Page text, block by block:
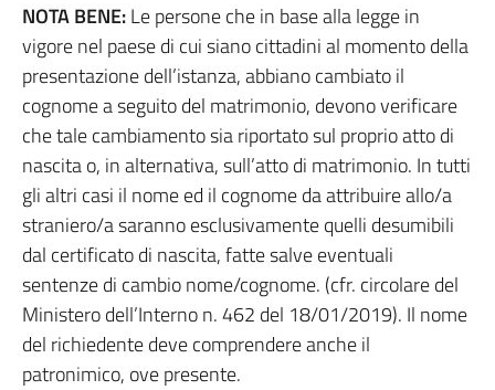
NOTA BENE:Le persone che in base alla legge in
vigore nel paese di cui siano cittadini al momento della
presentazione dell’istanza, abbiano cambiato il
cognome a seguito del matrimonio, devono verificare
che tale cambiamento sia riportato sul proprio atto di
nascita o, in alternativa, sull’atto di matrimonio. In tutti
gli altri casi il nome ed il cognome da attribuire allo/a
straniero/a saranno esclusivamente quelli desumibili
dal certificato di nascita, fatte salve eventuali
sentenze di cambio nome/cognome. (cfr. circolare del
Ministero dell’Interno n. 462 del 18/01/2019). Il nome
del richiedente deve comprendere anche il
patronimico, ove presente.